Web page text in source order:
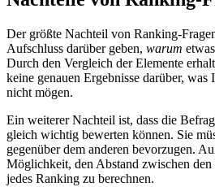
Der größte Nachteil von Ranking-
Aufschluss darüber geben, warum
Durch den Vergleich der Elemente
keine genauen Ergebnisse darüber,
nicht mögen.
Ein weiterer Nachteil ist, dass die
gleich wichtig bewerten können. Sie
gegenüber dem anderen bevorzugen.
Möglichkeit, den Abstand zwischen
jedes Ranking zu berechnen.